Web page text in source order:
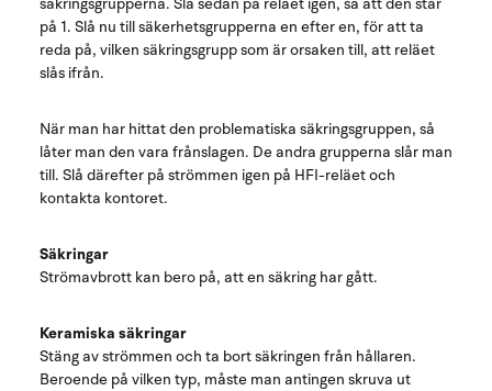
på 1. Slå nu till säkerhetsgrupperna en efter en, för att ta
reda på, vilken säkringsgrupp som är orsaken till, att reläet
slås ifrån.
När man har hittat den problematiska säkringsgruppen, så
låter man den vara frånslagen. De andra grupperna slår man
till. Slå därefter på strömmen igen på HFI-reläet och
kontakta kontoret.
Säkringar
Strömavbrott kan bero på, att en säkring har gått.
Keramiska säkringar
Stäng av strömmen och ta bort säkringen från hållaren.
Beroende på vilken typ, måste man antingen skruva ut